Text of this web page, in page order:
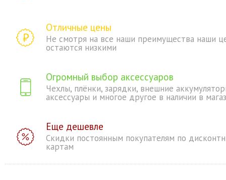
Отличные цены
Не смотря на все наши преимущества наши
остаются низкими
Огромный выбор аксессуаров
Чехлы, плёнки, зарядки, внешние
аксессуары и многое другое в наличии в
Еще дешевле
Скидки постоянным покупателям по
картам